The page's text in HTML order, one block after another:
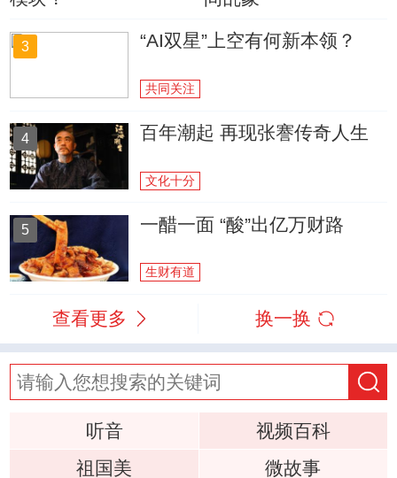
3 “AI双星”上空有何新本领？
共同关注
4 百年潮起 再现张謇传奇人生
文化十分
5 一醋一面 “酸”出亿万财路
生财有道
查看更多 换一换
听音
视频百科
祖国美
微故事